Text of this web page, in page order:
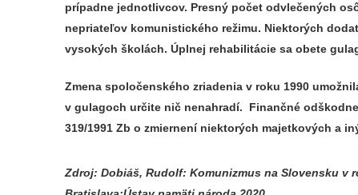
prípadne jednotlivcov. Presný počet odvlečených
nepriateľov komunistického režimu. Niektorých
vysokých školách. Úplnej rehabilitácie sa obete
Zmena spoločenského zriadenia v roku 1990
v gulagoch určite nič nenahradí. Finančné
319/1991 Zb o zmiernení niektorých majetkových a
Zdroj: Dobiáš, Rudolf: Komunizmus na Slovensku v